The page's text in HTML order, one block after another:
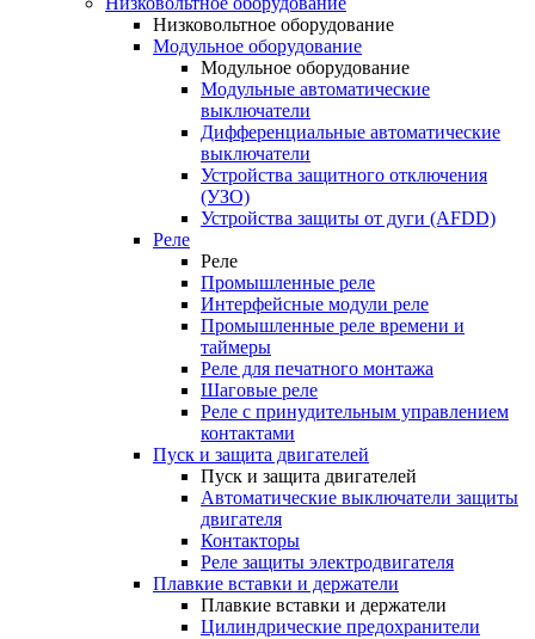
Низковольтное оборудование
Модульное оборудование
Модульное оборудование
Модульные автоматические
выключатели
Дифференциальные автоматические
выключатели
Устройства защитного отключения
(УЗО)
Устройства защиты от дуги (AFDD)
Реле
Реле
Промышленные реле
Интерфейсные модули реле
Промышленные реле времени и
таймеры
Реле для печатного монтажа
Шаговые реле
Реле с принудительным управлением
контактами
Пуск и защита двигателей
Пуск и защита двигателей
Автоматические выключатели защиты
двигателя
Контакторы
Реле защиты электродвигателя
Плавкие вставки и держатели
Плавкие вставки и держатели
Цилиндрические предохранители